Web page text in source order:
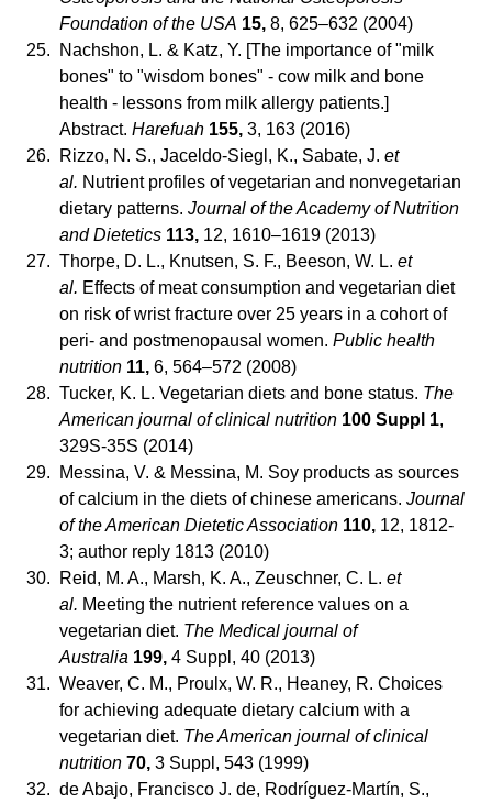
Foundation of the USA 15,8, 625–632 (2004)
25.
Nachshon, L. & Katz, Y. [The importance of "milk
bones" to "wisdom bones" - cow milk and bone
health - lessons from milk allergy patients.]
Abstract.Harefuah 155,3, 163 (2016)
26.
Rizzo, N. S., Jaceldo-Siegl, K., Sabate, J. et
al. Nutrient profiles of vegetarian and nonvegetarian
dietary patterns.Journal of the Academy of Nutrition
and Dietetics 113, 12, 1610–1619 (2013)
27. Thorpe, D. L., Knutsen, S. F., Beeson, W. L. et
al. Effects of meat consumption and vegetarian diet
on risk of wrist fracture over 25 years in a cohort of
peri- and postmenopausal women.Public health
nutrition 11,6, 564–572 (2008)
28. Tucker, K. L. Vegetarian diets and bone status. The
American journal of clinical nutrition 100 Suppl 1,
329S-35S (2014)
29.
Messina, V. & Messina, M. Soy products as sources
of calcium in the diets of chinese americans.Journal
of the American Dietetic Association 110, 12, 1812-
3; author reply 1813 (2010)
30.
Reid, M. A., Marsh, K. A., Zeuschner, C. L. et
al. Meeting the nutrient reference values on a
vegetarian diet. The Medical journal of
Australia 199,4 Suppl, 40 (2013)
31. Weaver, C. M., Proulx, W. R., Heaney, R. Choices
for achieving adequate dietary calcium with a
vegetarian diet. The American journal of clinical
nutrition 70,3 Suppl, 543 (1999)
32. de Abajo, Francisco J. de, Rodríguez-Martín, S.,